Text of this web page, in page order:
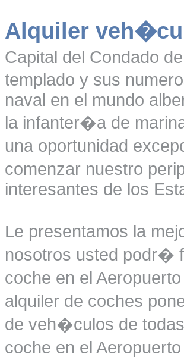
Alquiler
Capital del Condado
templado y sus
naval en el mundo
la infanter�a de
una oportunidad
comenzar nuestro
interesantes de los
Le presentamos la
nosotros usted podr�
coche en el
alquiler de coches
de veh�culos de
coche en el